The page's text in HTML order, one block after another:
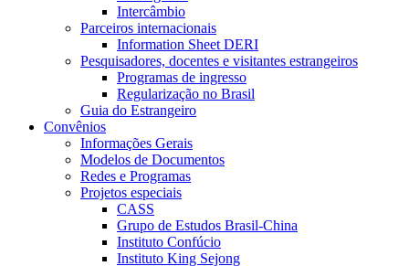
Intercâmbio
Parceiros internacionais
Information Sheet DERI
Pesquisadores, docentes e visitantes estrangeiros
Programas de ingresso
Regularização no Brasil
Guia do Estrangeiro
Convênios
Informações Gerais
Modelos de Documentos
Redes e Programas
Projetos especiais
CASS
Grupo de Estudos Brasil-China
Instituto Confúcio
Instituto King Sejong